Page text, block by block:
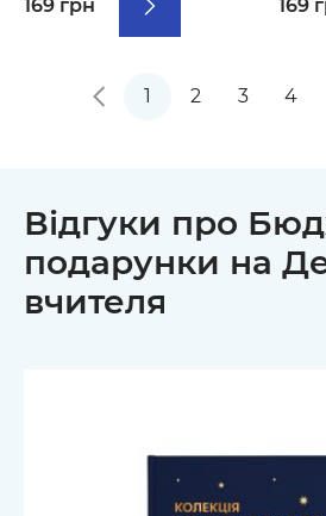
169 грн 169
1 2 3 4
Відгуки про
подарунки на
вчителя